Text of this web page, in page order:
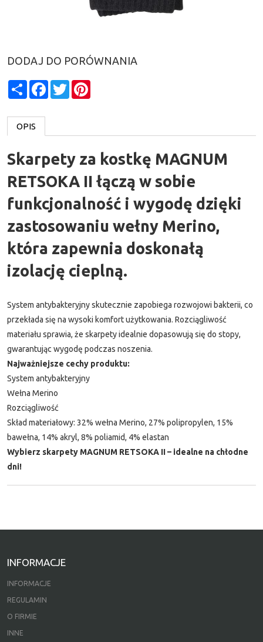
DODAJ DO PORÓWNANIA
ShareFacebook
Twitter
OPIS
Skarpety za kostkę MAGNUM
RETSOKA II łączą w sobie
funkcjonalność i wygodę dzięki
zastosowaniu wełny Merino,
która zapewnia doskonałą
izolację cieplną.
System antybakteryjny skutecznie zapobiega rozwojowi bakterii, co
przekłada się na wysoki komfort użytkowania. Rozciągliwość
materiału sprawia, że skarpety idealnie dopasowują się do stopy,
gwarantując wygodę podczas noszenia.
Najważniejsze cechy produktu:
System antybakteryjny
Wełna Merino
Rozciągliwość
Skład materiałowy: 32% wełna Merino, 27% polipropylen, 15%
bawełna, 14% akryl, 8% poliamid, 4% elastan
Wybierz skarpety MAGNUM RETSOKA II – idealne na chłodne
dni!
INFORMACJE
INFORMACJE
REGULAMIN
O FIRMIE
INNE